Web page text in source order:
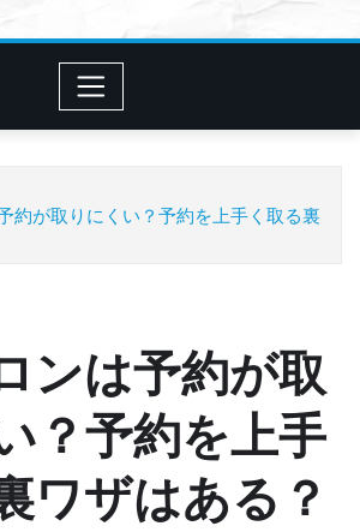
約が取りにくい？予約を上手く取る裏
ンは予約が取
？予約を上手
ワザはある？